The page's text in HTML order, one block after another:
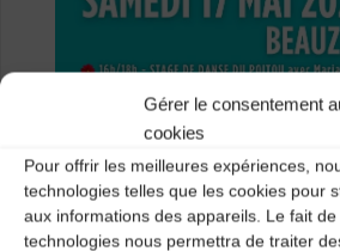
Gérer le consentement
cookies
Pour offrir les meilleures expériences,
technologies telles que les cookies pour
aux informations des appareils. Le fait
technologies nous permettra de traiter